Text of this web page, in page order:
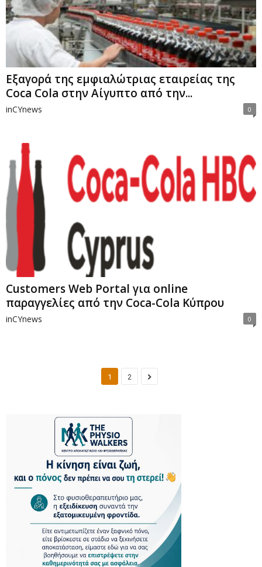
Εξαγορά της εμφιαλώτριας εταιρείας της
Coca Cola στην Αίγυπτο από την...
inCYnews 0
Customers Web Portal για online
παραγγελίες από την Coca-Cola Κύπρου
inCYnews 0
1 2